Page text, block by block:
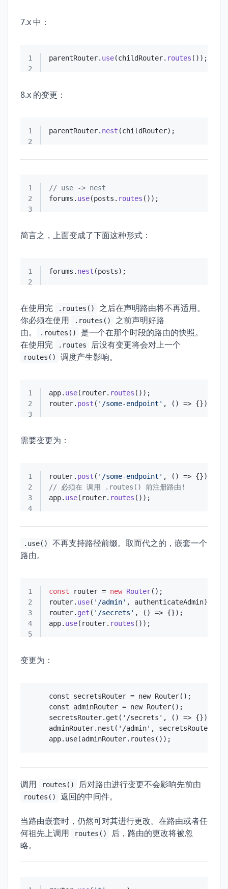
7.x 中：
1 parentRouter. use(childRouter. routes
2
8.x 的变更：
1 parentRouter. nest
2
1
// use -> nest
2
forums. use(posts. routes
3
简言之，上面变成了下面这种形式：
1 forums. nest
2
在使用完 .routes()
之后在声明路由将不再适用。
你必须在使用
.routes()
之前声明好路
由。
.routes()
是一个在那个时段的路由的快照。
在使用完
.routes 后没有变更将会对上一个
routes() 调度产生影响。
1 app. use(router. routes
2
router. post ( '/some-endpoint' , () =>
3
需要变更为：
1 router. post ( '/some-endpoint' , () =>
2
// 必须在 调用 .routes() 前注册路由!
3
app. use(router. routes
4
.use()
不再支持路径前缀。取而代之的，嵌套一个
路由。
1 const router = new Router
2
router. use( '/admin'
3
router. get ( '/secrets' , () =>
4
app. use(router. routes
5
变更为：
const secretsRouter = new Router();
const adminRouter = new Router();
secretsRouter.get('/secrets', () => {});
adminRouter.nest('/admin', secretsRouter);
调用 routes() 后对路由进行变更不会影响先前由
routes() 返回的中间件。
当路由嵌套时，仍然可对其进行更改。在路由或者任
何祖先上调用
routes()
后，路由的更改将被忽
略。